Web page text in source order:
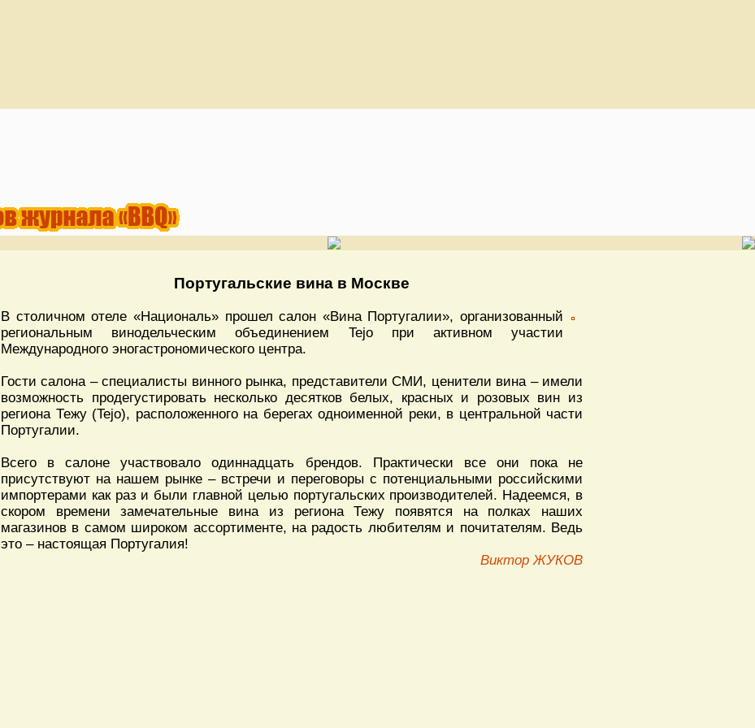
Португальские вина в Москве
В столичном отеле «Националь» прошел салон «Вина Португалии», организованный
региональным винодельческим объединением Tejo при активном участии
Международного эногастрономического центра.
Гости салона – специалисты винного рынка, представители СМИ, ценители вина – имели
возможность продегустировать несколько десятков белых, красных и розовых вин из
региона Тежу (Tejo), расположенного на берегах одноименной реки, в центральной части
Португалии.
Всего в салоне участвовало одиннадцать брендов. Практически все они пока не
присутствуют на нашем рынке – встречи и переговоры с потенциальными российскими
импортерами как раз и были главной целью португальских производителей. Надеемся, в
скором времени замечательные вина из региона Тежу появятся на полках наших
магазинов в самом широком ассортименте, на радость любителям и почитателям. Ведь
это – настоящая Португалия!
Виктор ЖУКОВ